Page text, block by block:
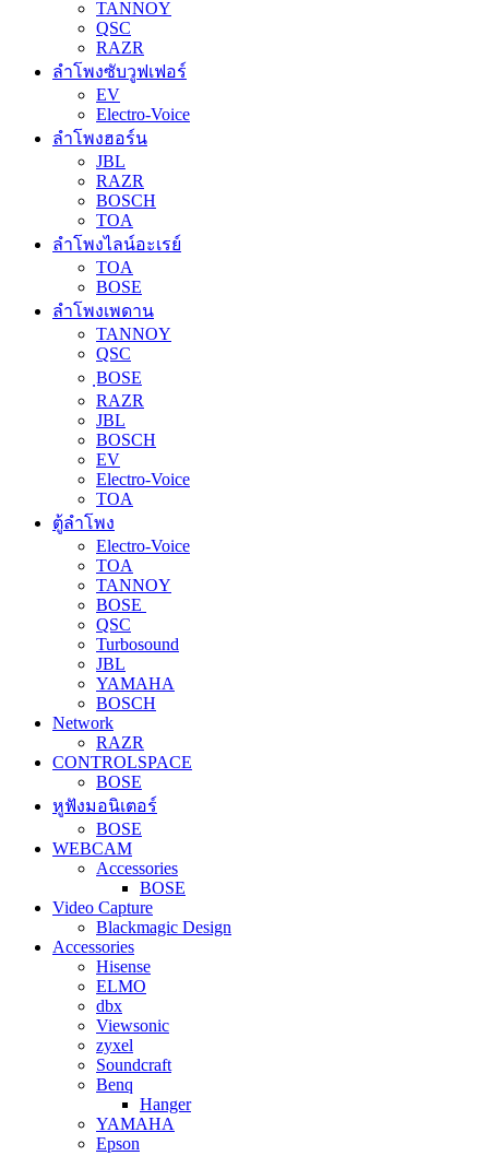
TANNOY
QSC
RAZR
ลำโพงซับวูฟเฟอร์
EV
Electro-Voice
ลำโพงฮอร์น
JBL
RAZR
BOSCH
TOA
ลำโพงไลน์อะเรย์
TOA
BOSE
ลำโพงเพดาน
TANNOY
QSC
ฺBOSE
RAZR
JBL
BOSCH
EV
Electro-Voice
TOA
ตู้ลำโพง
Electro-Voice
TOA
TANNOY
BOSE
QSC
Turbosound
JBL
YAMAHA
BOSCH
Network
RAZR
CONTROLSPACE
BOSE
หูฟังมอนิเตอร์
BOSE
WEBCAM
Accessories
BOSE
Video Capture
Blackmagic Design
Accessories
Hisense
ELMO
dbx
Viewsonic
zyxel
Soundcraft
Benq
Hanger
YAMAHA
Epson